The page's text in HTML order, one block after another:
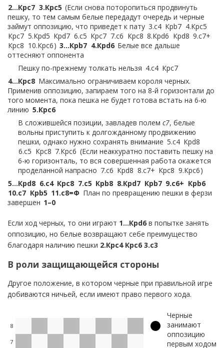
2…Крc7 3.Крc5
Если снова поторопиться продвинуть
пешку, то тем самым белые передадут очередь и черные
займут оппозицию, что приведет к пату 3.c4 Крb7 4.Крc5
Крc7 5.Крd5 Крd7 6.c5 Крc7 7.c6 Крc8 8.Крd6 Крd8 9.c7+
Крc8 10.Крc6 3…Крb7 4.Крd6 Белые все дальше
оттесняют оппонента
Пешку по-прежнему толкать нельзя 4.c4 Крc7
4…Крc8 Максимально ограничиваем короля черных.
Применив оппозицию, запираем того на 8-й горизонтали до
того момента, пока пешка не будет готова встать на 6-ю
линию 5.Крc6
В сложившейся позиции, завладев полем c7, белые
вольны приступить к долгожданному продвижению
пешки, однако нужно сохранять внимание 5.c4 Крd8
6.c5 Крc8 7.Крc6
Если неаккуратно поставить пешку на
6-ю горизонталь, то вся совершенная работа окажется
проделанной напрасно 7.c6 Крd8 8.c7+ Крc8 9.Крc6
5…Крd8 6.c4 Крc8 7.c5 Крb8 8.Крd7 Крb7 9.c6+ Крb6
10.c7 Крb5 11.c8=Ф План по превращению пешки в ферзи
завершен 1–0
Если ход черных, то они играют 1…Крd6 в попытке занять
оппозицию, но белые возвращают себе преимущество
благодаря наличию пешки 2.Крc4 Крc6 3.c3
В роли защищающейся стороны
Другое положение, в котором черные при правильной игре
добиваются ничьей, если имеют право первого хода.
8
7
Черные
занимают
оппозицию
первым ходом